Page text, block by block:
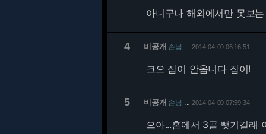
아니구나 해외에서만 못보
4 비공개 손님 2014-04-09 06:16:51
크으 잠이 안옵니다 잠이!
5 비공개 손님 2014-04-09 07:59:34
으아...홈에서 3골 뺏기길래